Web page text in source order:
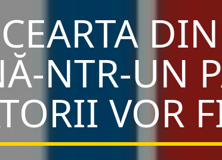
NTR-UN
VOR